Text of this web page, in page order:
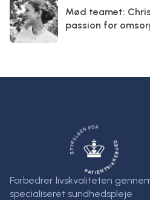
Mød teamet:
passion for
Forbedrer livskvaliteten
specialiseret sundhedspleje